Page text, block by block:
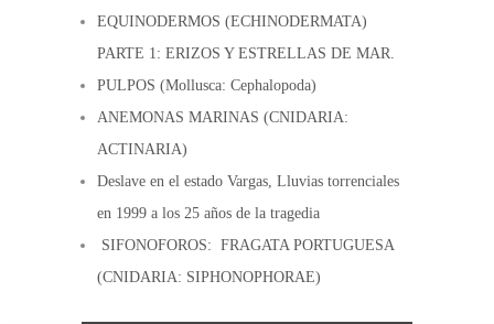
EQUINODERMOS (ECHINODERMATA)
PARTE 1: ERIZOS Y ESTRELLAS DE MAR.
PULPOS (Mollusca: Cephalopoda)
ANEMONAS MARINAS (CNIDARIA:
ACTINARIA)
Deslave en el estado Vargas, Lluvias torrenciales
en 1999 a los 25 años de la tragedia
SIFONOFOROS: FRAGATA PORTUGUESA
(CNIDARIA: SIPHONOPHORAE)